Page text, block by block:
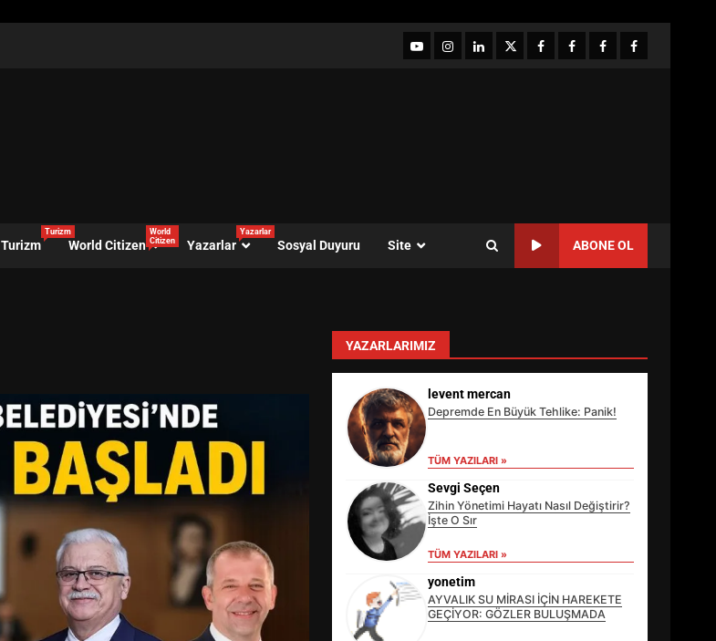
YouTubeInstagram
LinkedIntwitterfacebook-Facebook-
Facebook-Facebook-
Turizm
Turizm
World Citizen
World
Citizen
Yazarlar
Yazarlar
Sosyal Duyuru Site ABONE OL
YAZARLARIMIZ
levent mercan
Depremde En Büyük Tehlike: Panik!
TÜM YAZILARI »
Sevgi Seçen
Zihin Yönetimi Hayatı Nasıl Değiştirir?
İşte O Sır
TÜM YAZILARI »
yonetim
AYVALIK SU MİRASI İÇİN HAREKETE
GEÇİYOR: GÖZLER BULUŞMADA